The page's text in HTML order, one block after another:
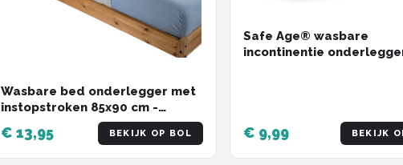
Wasbare bed onderlegger met
instopstroken 85x90 cm -
Duurzaam en milieubewust -
Incontinentie bedonderlegger -
Matrasbeschermer
€ 13,95 BEKIJK OP BOL
Safe Age® wasbare
incontinentie
€ 9,99 BEKIJK